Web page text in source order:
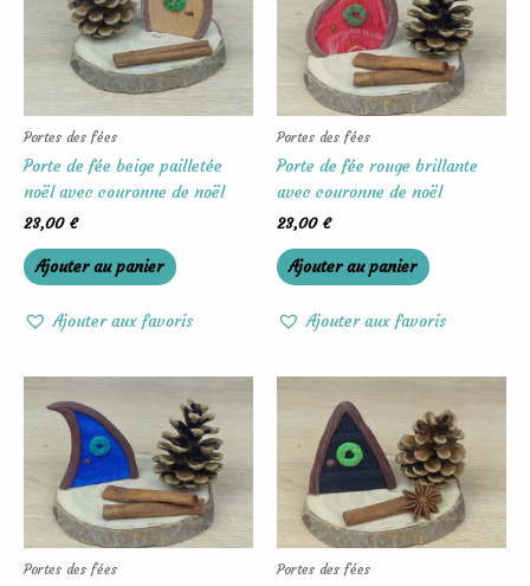
Portes des fées
Porte de fée beige pailletée
noël avec couronne de noël
23,00 €
Ajouter au panier
Ajouter aux favoris
Portes des fées
Porte de fée rouge brillante
avec couronne de noël
23,00 €
Ajouter au panier
Ajouter aux favoris
Portes des fées Portes des fées